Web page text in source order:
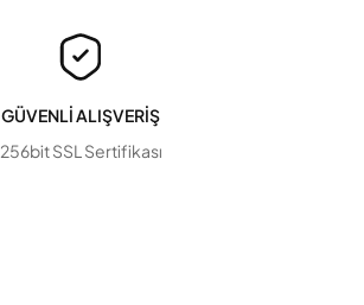
GÜVENLİ ALIŞVERİŞ
256bit SSL Sertifikası